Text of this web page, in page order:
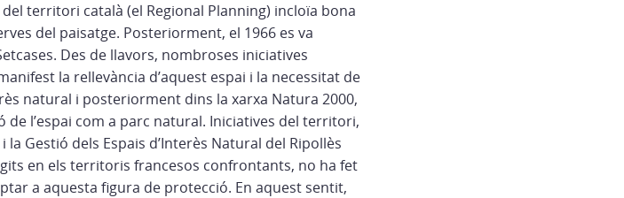
territori català (el Regional Planning) incloïa bona
del paisatge. Posteriorment, el 1966 es va
Des de llavors, nombroses iniciatives
la rellevància d’aquest espai i la necessitat de
natural i posteriorment dins la xarxa Natura 2000,
l’espai com a parc natural. Iniciatives del territori,
Gestió dels Espais d’Interès Natural del Ripollès
en els territoris francesos confrontants, no ha fet
a aquesta figura de protecció. En aquest sentit,